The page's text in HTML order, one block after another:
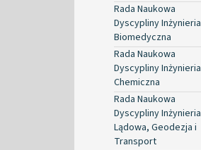
Rada Naukowa
Dyscypliny Inżynieria
Biomedyczna
Rada Naukowa
Dyscypliny Inżynieria
Chemiczna
Rada Naukowa
Dyscypliny Inżynieria
Lądowa, Geodezja i
Transport